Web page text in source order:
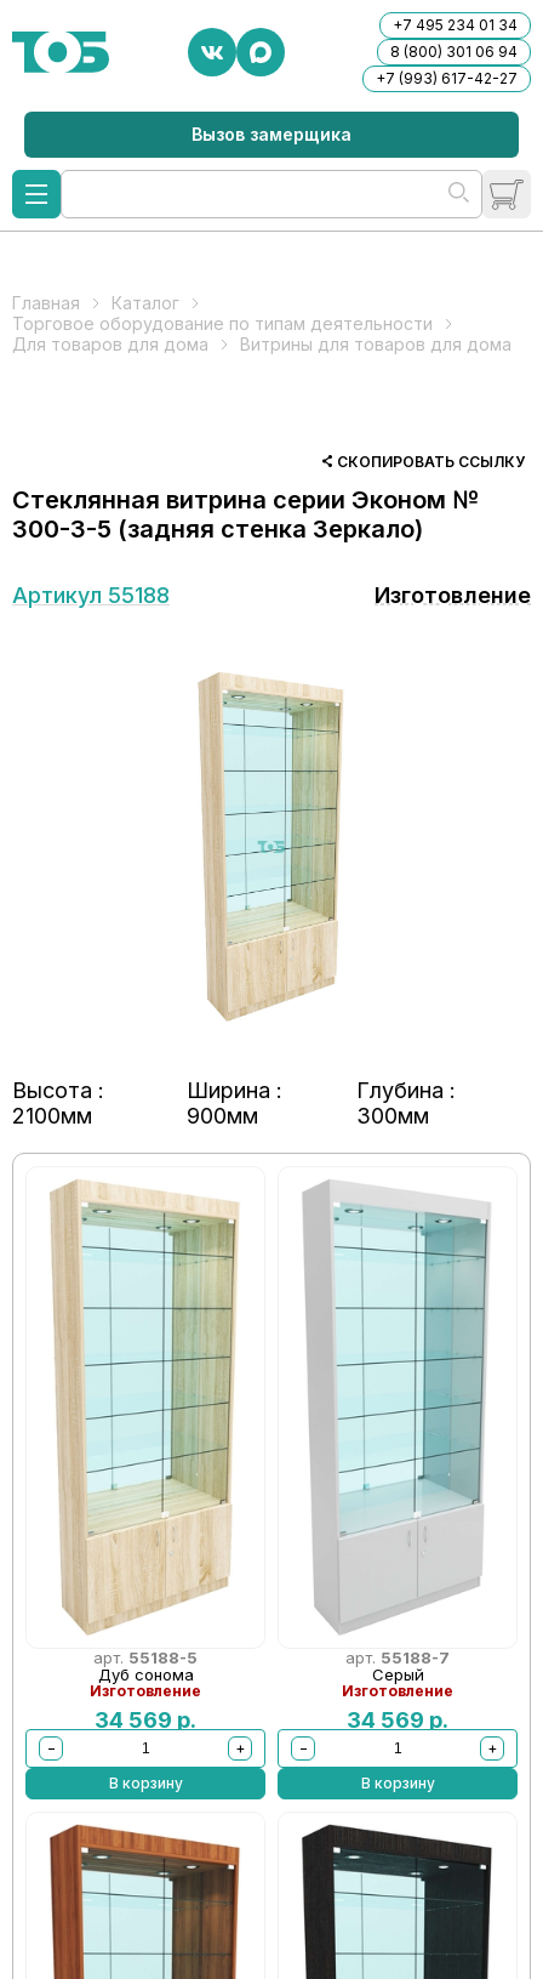
+7 495 234 01 34
8 (800) 301 06 94
+7 (993) 617-42-27
Вызов замерщика
Главная
Каталог
Торговое оборудование по типам деятельности
Для товаров для дома
Витрины для товаров для дома
СКОПИРОВАТЬ ССЫЛКУ
Стеклянная витрина серии Эконом №
300-3-5 (задняя стенка Зеркало)
Артикул 55188 Изготовление
Высота :
2100мм
Ширина :
900мм
Глубина :
300мм
арт. 55188-5
Дуб сонома
Изготовление
34 569 р.
−
+
В корзину
арт. 55188-7
Серый
Изготовление
34 569 р.
−
+
В корзину